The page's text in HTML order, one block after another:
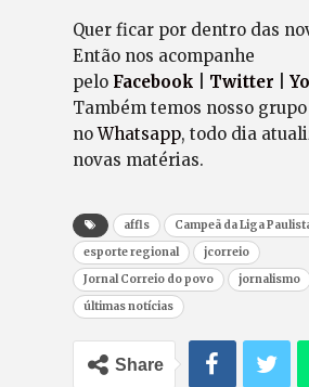
Quer ficar por dentro das
Então nos acompanhe
pelo Facebook Twitter
Também temos nosso
noWhatsapp, todo dia
novas matérias.
affls Campeã da Liga
esporte regional
jcorreio
Jornal Correio do povo
jornalismo
últimas notícias
Share